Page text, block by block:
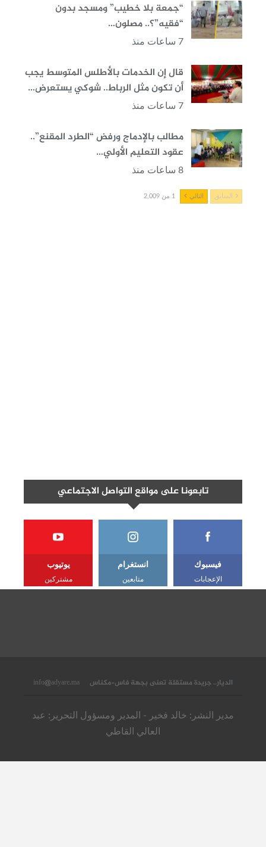
“جمعة بلا خطيب” ومسجد بدون
“فقيه”؟.. مصلون…
7 ساعات منذ
قال إن الخدمات بالأطلس المتوسط يجب
أن تكون مثل الرباط.. شوكي يستعرض…
7 ساعات منذ
مطالب بالإدماج ورفض “الطرد المقنع”..
عقود التعليم الأولي…
8 ساعات منذ
السابق التالي 1 من 2,009
تابعونا على مواقع التواصل الاجتماعي
فيسبوك
الإعجابات
انستغرام
متابعين
يوتيوب
مشتركين
الديار.. جريدة مستقلة تعنى بجهة فاس-مكناس info@adyare.ma
مدير النشر: خالد فخير - المدير ومسؤول التحرير: عبد
العالي القاطي